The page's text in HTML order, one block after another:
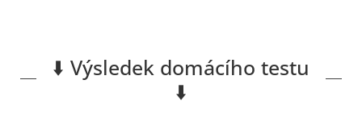
⬇️ Výsledek domácího testu
⬇️